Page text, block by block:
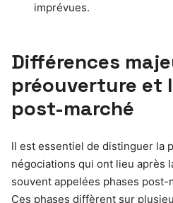
imprévues.
Différences
préouverture et
post-marché
Il est essentiel de distinguer la
négociations qui ont lieu après
souvent appelées phases
Ces phases diffèrent sur